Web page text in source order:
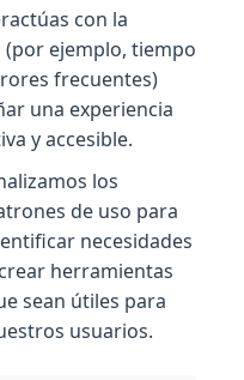
con la
(por ejemplo, tiempo
frecuentes)
una experiencia
y accesible.
los
de uso para
necesidades
herramientas
sean útiles para
usuarios.